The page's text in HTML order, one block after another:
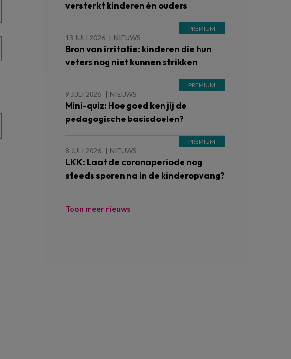
versterkt kinderen én ouders
13 JULI 2026 NIEUWS
Bron van irritatie: kinderen die hun
veters nog niet kunnen strikken
9 JULI 2026 NIEUWS
Mini-quiz: Hoe goed ken jij de
pedagogische basisdoelen?
8 JULI 2026 NIEUWS
LKK: Laat de coronaperiode nog
steeds sporen na in de kinderopvang?
Toon meer nieuws